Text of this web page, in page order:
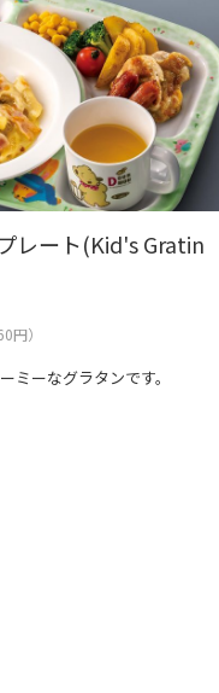
レート(Kid's Gratin
円）
ミーなグラタンです。